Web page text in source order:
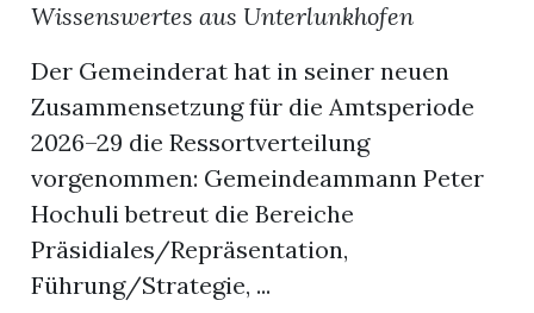
Stellen
E-
Paper
Newsletter
App
Wissenswertes aus Unterlunkhofen
Der Gemeinderat hat in seiner neuen
Zusammensetzung für die Amtsperiode
2026–29 die Ressortverteilung
vorgenommen: Gemeindeammann Peter
Hochuli betreut die Bereiche
Präsidiales/Repräsentation,
Führung/Strategie, ...